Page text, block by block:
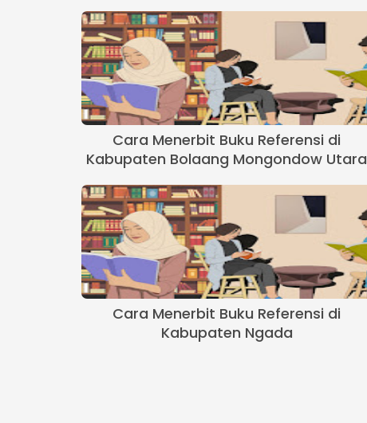
Cara Menerbit Buku Referensi di
Kabupaten Bolaang Mongondow Utara
Cara Menerbit Buku Referensi di
Kabupaten Ngada